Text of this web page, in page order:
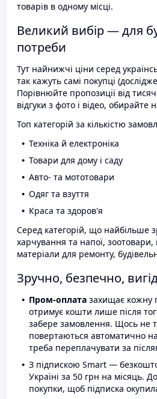
товарів в одному місці.
Великий вибір — для
потреби
Тут найнижчі ціни серед
так кажуть самі покупці
Порівнюйте пропозиції від
відгуки з фото і відео, обирайте
Топ категорій за кількістю
Техніка й електроніка
Товари для дому і саду
Авто- та мототовари
Одяг та взуття
Краса та здоров'я
Серед категорій, що найбільше
харчування та напої, зоотовари,
матеріали для ремонту,
Зручно, безпечно,
Пром-оплата захищає кожну
отримує кошти лише після
забере замовлення. Щось не
повертаються автоматично
треба переплачувати за
З підпискою Smart —
Україні за 50 грн на місяць.
покупки, щоб підписка